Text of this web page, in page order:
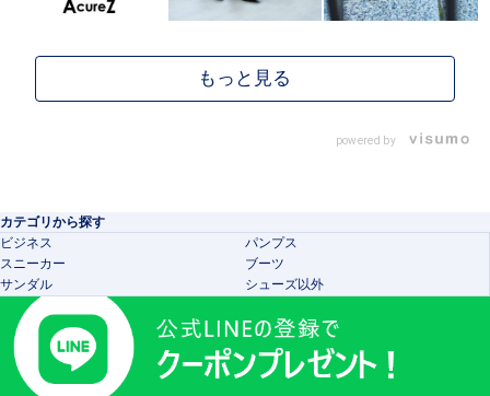
powered by
カテゴリから探す
ビジネス
パンプス
スニーカー
ブーツ
サンダル
シューズ以外